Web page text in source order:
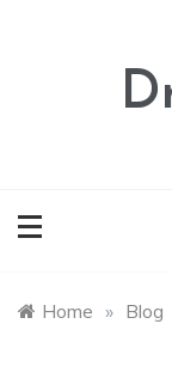
Home » Blog